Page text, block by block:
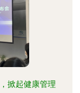
掀起健康管理